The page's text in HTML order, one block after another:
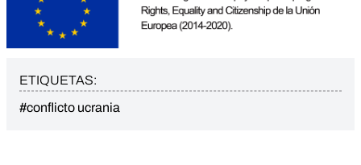
ETIQUETAS:
#conflicto ucrania